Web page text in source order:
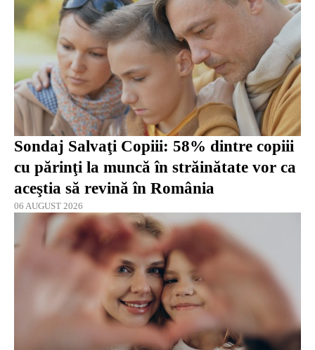
Sondaj Salvaţi Copiii: 58% dintre copiii
cu părinţi la muncă în străinătate vor ca
aceştia să revină în România
06 AUGUST 2026